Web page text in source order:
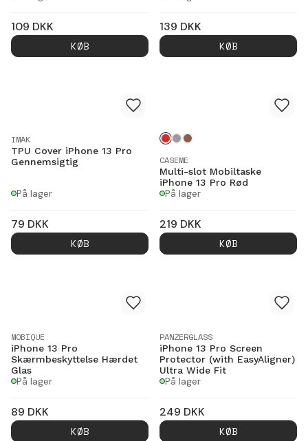
109 DKK
KØB
139 DKK
KØB
IMAK
TPU Cover iPhone 13 Pro
Gennemsigtig
På lager
79 DKK
KØB
CASEME
Multi-slot Mobiltaske
iPhone 13 Pro Rød
På lager
219 DKK
KØB
MOBIQUE
iPhone 13 Pro
Skærmbeskyttelse Hærdet
Glas
På lager
89 DKK
KØB
PANZERGLASS
iPhone 13 Pro Screen
Protector (with EasyAligner)
Ultra Wide Fit
På lager
249 DKK
KØB